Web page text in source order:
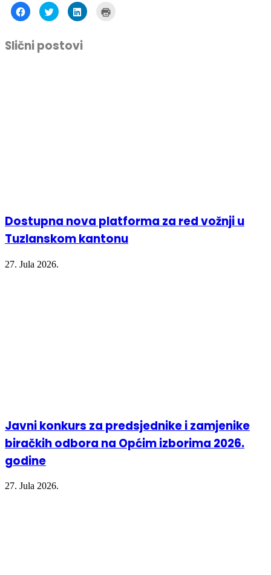
Click
to
share
Facebook
(Opens
in
Click
to
share
(Opens
in
Click
to
Slični postovi
Dostupna nova platforma za red vožnji u
Tuzlanskom kantonu
27. Jula 2026.
Javni konkurs za predsjednike i zamjenike
biračkih odbora na Općim izborima 2026.
godine
27. Jula 2026.